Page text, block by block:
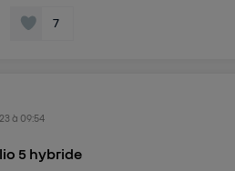
7
à 09:54
5 hybride